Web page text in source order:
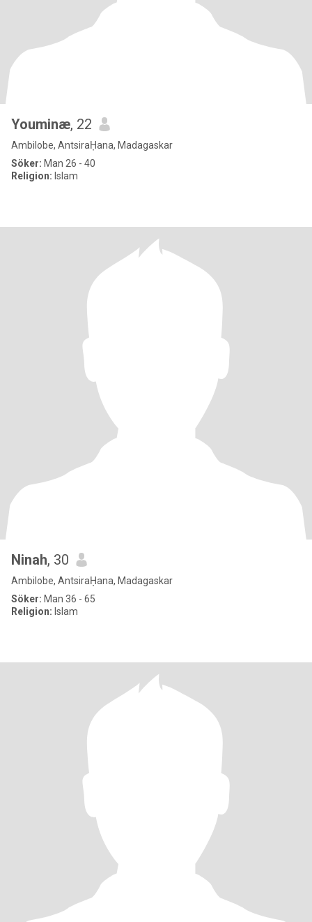
Youminæ, 22
Ambilobe, AntsiraḤana, Madagaskar
Söker: Man 26 - 40
Religion: Islam
Ninah, 30
Ambilobe, AntsiraḤana, Madagaskar
Söker: Man 36 - 65
Religion: Islam